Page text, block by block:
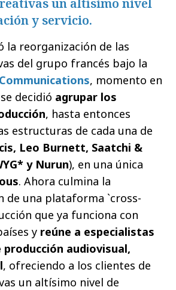
y servicio.
la reorganización de las
del grupo francés bajo la
, momento en
decidió agrupar los
, hasta entonces
estructuras de cada una de
Leo Burnett, Saatchi &
y Nurun), en una única
. Ahora culmina la
de una plataforma `cross-
que ya funciona con
y reúne a especialistas
producción audiovisual,
, ofreciendo a los clientes de
un altísimo nivel de